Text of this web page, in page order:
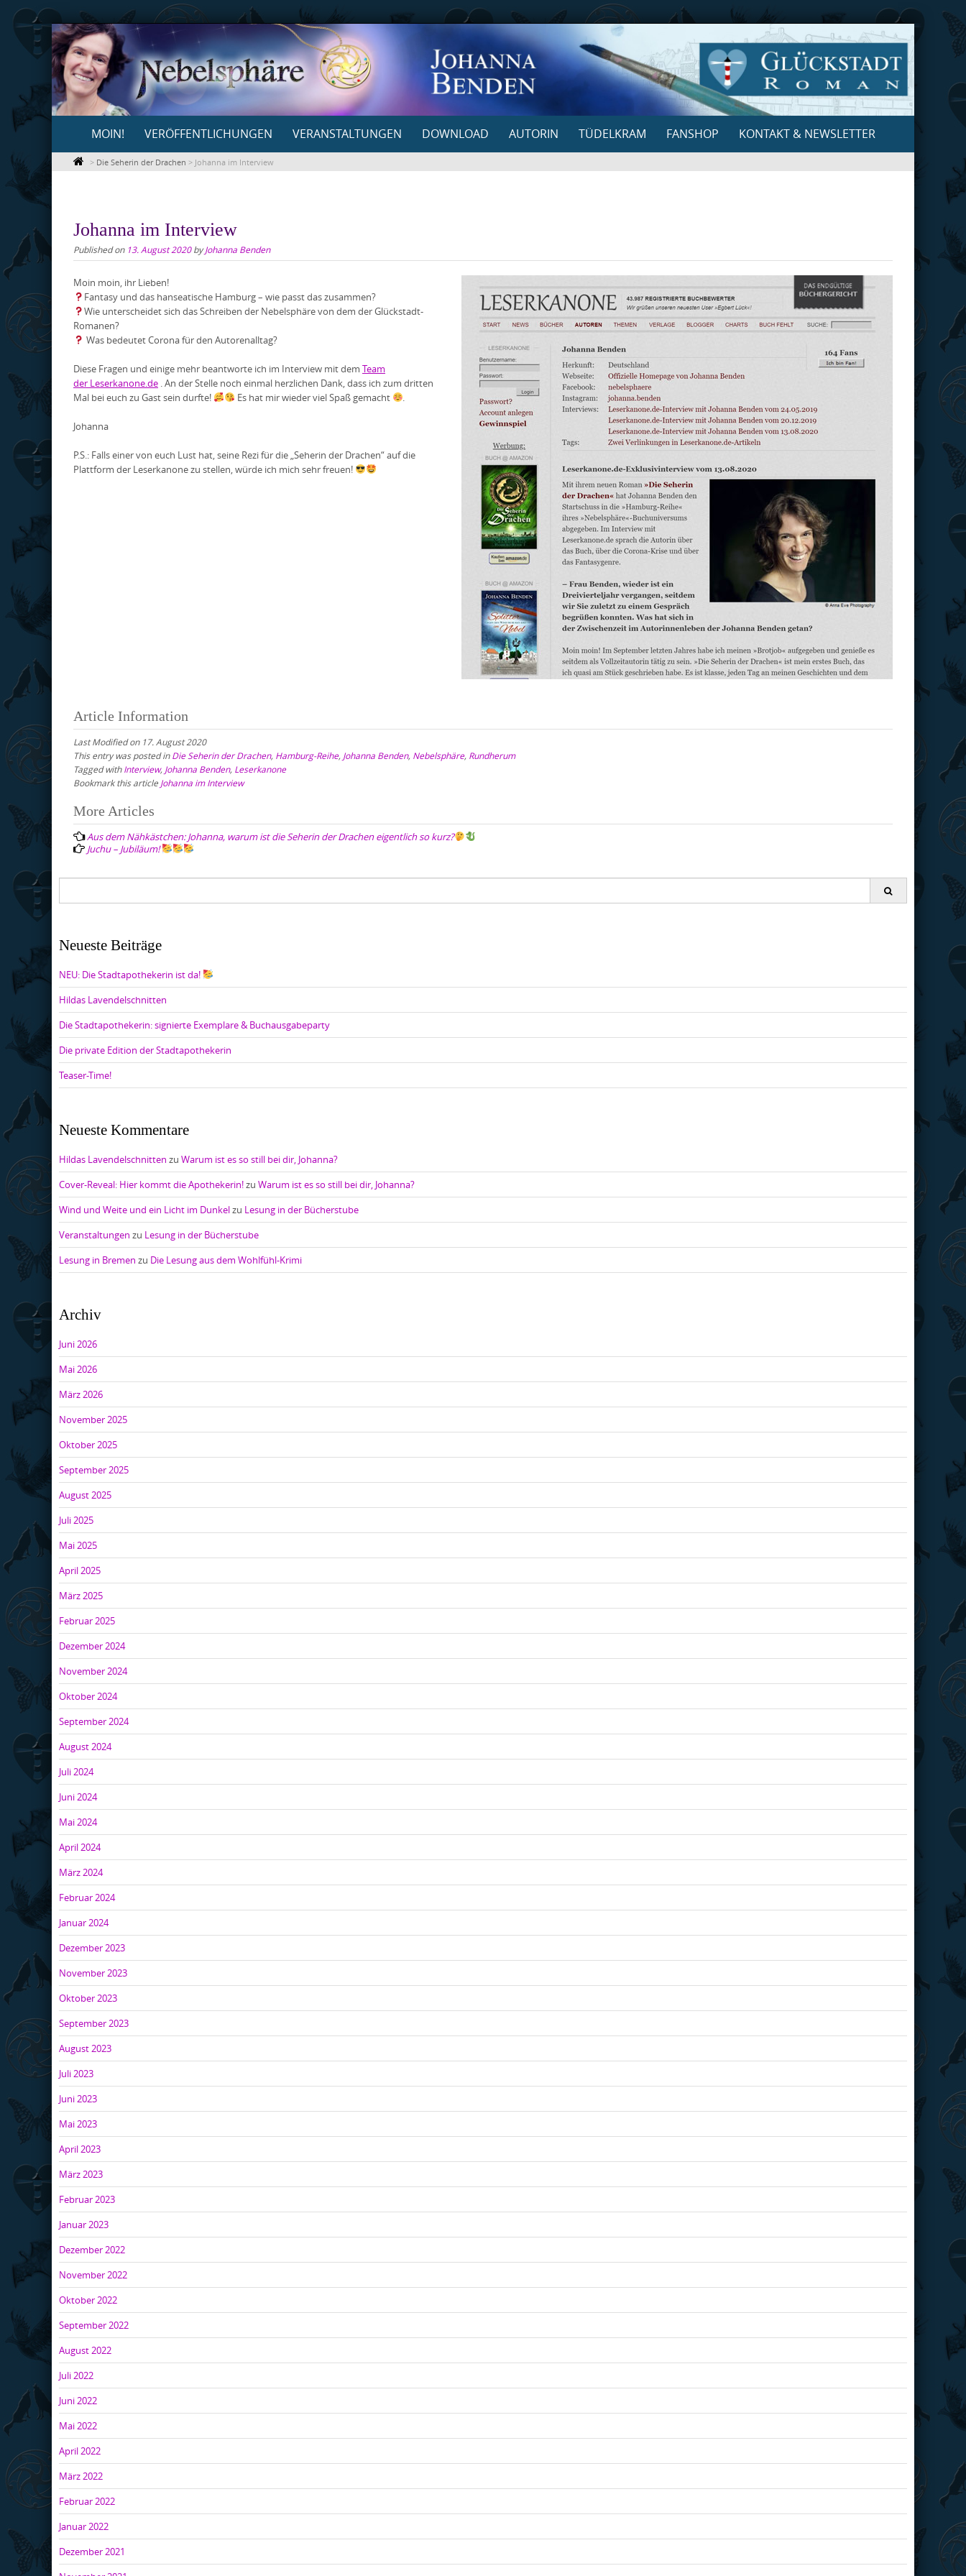
Skip
to
content
content
MOIN! VERÖFFENTLICHUNGEN VERANSTALTUNGEN DOWNLOAD AUTORIN TÜDELKRAM FANSHOP KONTAKT & NEWSLETTER
> Die Seherin der Drachen > Johanna im Interview
Johanna im Interview
Published on 13. August 2020byJohanna Benden
Moin moin, ihr Lieben!
Fantasy und das hanseatische Hamburg – wie passt das zusammen?
Wie unterscheidet sich das Schreiben der Nebelsphäre von dem der Glückstadt-
Romanen?
Was bedeutet Corona für den Autorenalltag?
Diese Fragen und einige mehr beantworte ich im Interview mit dem Team
der Leserkanone.de . An der Stelle noch einmal herzlichen Dank, dass ich zum dritten
Mal bei euch zu Gast sein durfte!
Es hat mir wieder viel Spaß gemacht .
Johanna
P.S.: Falls einer von euch Lust hat, seine Rezi für die „Seherin der Drachen“ auf die
Plattform der Leserkanone zu stellen, würde ich mich sehr freuen!
Article Information
Last Modified on 17. August 2020
This entry was posted inDie Seherin der Drachen, Hamburg-Reihe, Johanna Benden, Nebelsphäre, Rundherum
Tagged withInterview, Johanna Benden, Leserkanone
Bookmark this article Johanna im Interview
Post
navigation
More Articles
Aus dem Nähkästchen: Johanna, warum ist die Seherin der Drachen eigentlich so kurz?
Juchu – Jubiläum!
Neueste Beiträge
NEU: Die Stadtapothekerin ist da!
Hildas Lavendelschnitten
Die Stadtapothekerin: signierte Exemplare & Buchausgabeparty
Die private Edition der Stadtapothekerin
Teaser-Time!
Neueste Kommentare
Hildas Lavendelschnitten zu Warum ist es so still bei dir, Johanna?
Cover-Reveal: Hier kommt die Apothekerin!zu Warum ist es so still bei dir, Johanna?
Wind und Weite und ein Licht im Dunkelzu Lesung in der Bücherstube
Veranstaltungen zu Lesung in der Bücherstube
Lesung in Bremen zu Die Lesung aus dem Wohlfühl-Krimi
Archiv
Juni 2026
Mai 2026
März 2026
November 2025
Oktober 2025
September 2025
August 2025
Juli 2025
Mai 2025
April 2025
März 2025
Februar 2025
Dezember 2024
November 2024
Oktober 2024
September 2024
August 2024
Juli 2024
Juni 2024
Mai 2024
April 2024
März 2024
Februar 2024
Januar 2024
Dezember 2023
November 2023
Oktober 2023
September 2023
August 2023
Juli 2023
Juni 2023
Mai 2023
April 2023
März 2023
Februar 2023
Januar 2023
Dezember 2022
November 2022
Oktober 2022
September 2022
August 2022
Juli 2022
Juni 2022
Mai 2022
April 2022
März 2022
Februar 2022
Januar 2022
Dezember 2021